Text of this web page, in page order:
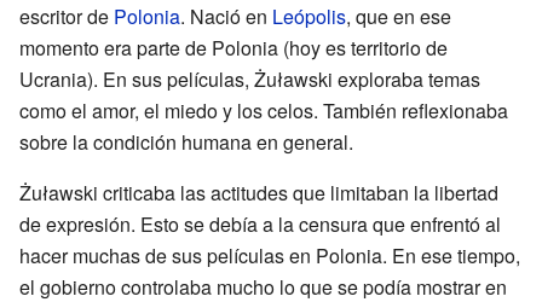
escritor de Polonia. Nació en Leópolis, que en ese
momento era parte de Polonia (hoy es territorio de
Ucrania). En sus películas, Żuławski exploraba temas
como el amor, el miedo y los celos. También reflexionaba
sobre la condición humana en general.
Żuławski criticaba las actitudes que limitaban la libertad
de expresión. Esto se debía a la censura que enfrentó al
hacer muchas de sus películas en Polonia. En ese tiempo,
el gobierno controlaba mucho lo que se podía mostrar en